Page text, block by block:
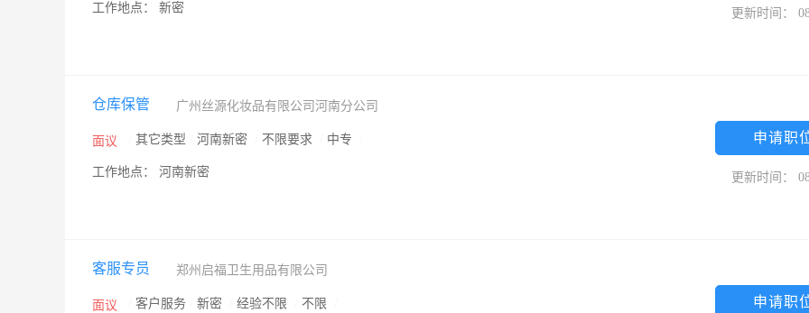
工作地点： 新密 更新时间：
仓库保管 广州丝源化妆品有限公司河南分公司
面议 其它类型 河南新密 不限要求 中专
工作地点： 河南新密
申请职
更新时间：
客服专员 郑州启福卫生用品有限公司
面议 客户服务 新密 经验不限 不限 申请职